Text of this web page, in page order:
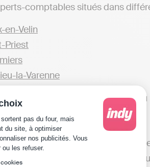
du Consentement :
pas du four, mais
du site, à optimiser
nos publicités. Vous
les refuser.
consent
comptables situés dans
en-Velin
Priest
la-Varenne
cabinets dans le département du
Rhône
faire appel aux services d’un
même. Par exemple, avec des